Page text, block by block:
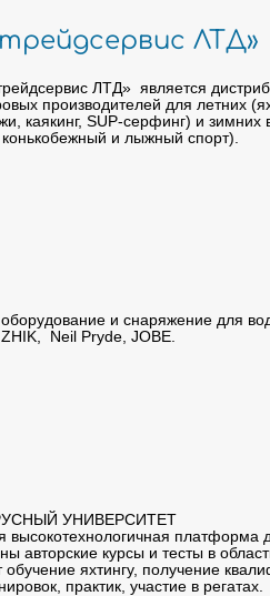
ЛТД»
ЛТД» является
производителей для летних
каякинг, SUP-серфинг) и зимних
и лыжный спорт).
и снаряжение для
Neil Pryde, JOBE.
УНИВЕРСИТЕТ
высокотехнологичная платформа
авторские курсы и тесты в
обучение яхтингу, получение
практик, участие в регатах.